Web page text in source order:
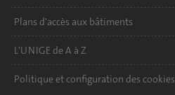
Plans d'accès aux bâtiments
L'UNIGE de A à Z
Politique et configuration des cookies